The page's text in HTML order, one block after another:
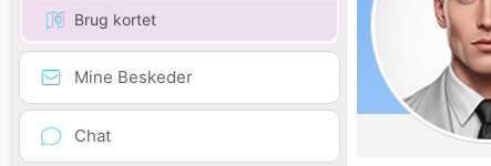
Brug kortet
Mine Beskeder
Chat